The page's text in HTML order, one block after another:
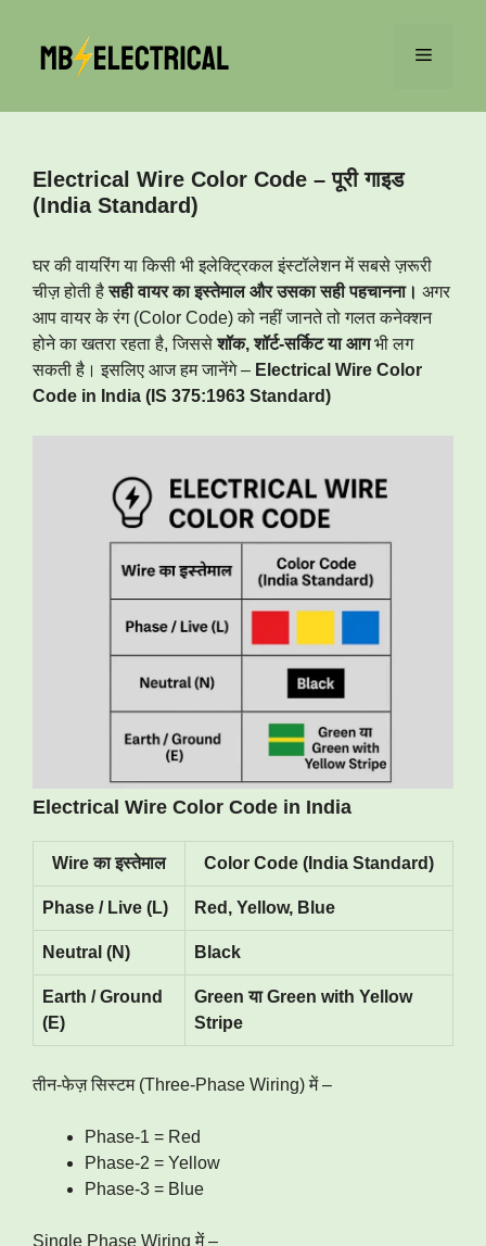
content
Menu
Electrical Wire Color Code – पूरी गाइड
(India Standard)
घर की वायरिंग या किसी भी इलेक्ट्रिकल इंस्टॉलेशन में सबसे ज़रूरी
चीज़ होती हैसही वायर का इस्तेमाल और उसका सही पहचानना। अगर
आप वायर के रंग (Color Code) को नहीं जानते तो गलत कनेक्शन
होने का खतरा रहता है, जिससेशॉक, शॉर्ट-सर्किट या आगभी लग
सकती है। इसलिए आज हम जानेंगे – Electrical Wire Color
Code in India (IS 375:1963 Standard)
Electrical Wire Color Code in India
Wire का इस्तेमाल Color Code (India Standard)
Phase / Live (L) Red, Yellow, Blue
Neutral (N) Black
Earth / Ground
(E)
Green या Green with Yellow
Stripe
तीन-फेज़ सिस्टम (Three-Phase Wiring) में –
Phase-1 = Red
Phase-2 = Yellow
Phase-3 = Blue
Single Phase Wiring में –